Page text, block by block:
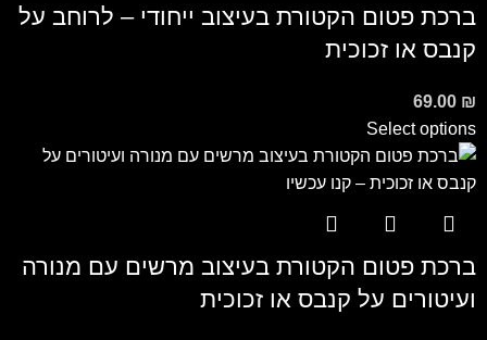
ברכת פטום הקטורת בעיצוב ייחודי – לרוחב על
קנבס או זכוכית
69.00 ₪
Select options
ברכת פטום הקטורת בעיצוב מרשים עם מנורה
ועיטורים על קנבס או זכוכית